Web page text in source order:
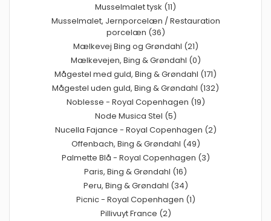
Musselmalet tysk (11)
Musselmalet, Jernporcelæn / Restauration
porcelæn (36)
Mælkevej Bing og Grøndahl (21)
Mælkevejen, Bing & Grøndahl (0)
Mågestel med guld, Bing & Grøndahl (171)
Mågestel uden guld, Bing & Grøndahl (132)
Noblesse - Royal Copenhagen (19)
Node Musica Stel (5)
Nucella Fajance - Royal Copenhagen (2)
Offenbach, Bing & Grøndahl (49)
Palmette Blå - Royal Copenhagen (3)
Paris, Bing & Grøndahl (16)
Peru, Bing & Grøndahl (34)
Picnic - Royal Copenhagen (1)
Pillivuyt France (2)